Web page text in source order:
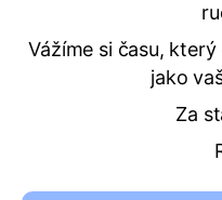
Vážíme si času,
jako
Za